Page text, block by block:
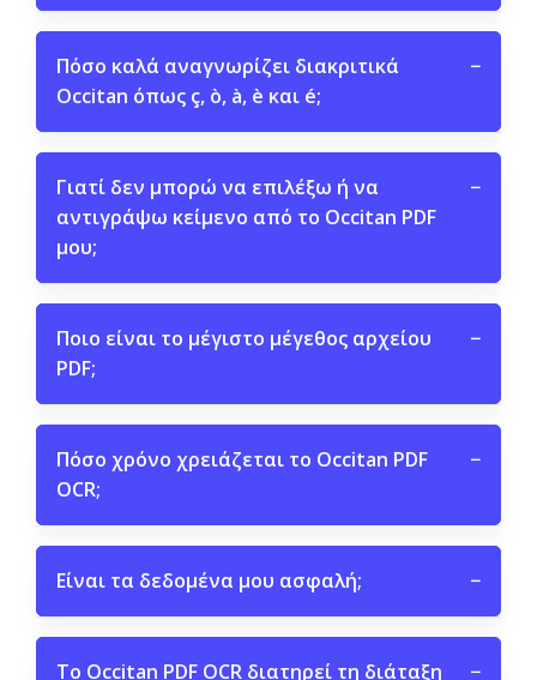
Πόσο καλά αναγνωρίζει διακριτικά
Occitan όπως ç, ò, à, è και é;
−
Γιατί δεν μπορώ να επιλέξω ή να
αντιγράψω κείμενο από το Occitan PDF
μου;
−
Ποιο είναι το μέγιστο μέγεθος αρχείου
PDF;
−
Πόσο χρόνο χρειάζεται το Occitan PDF
OCR;
−
Είναι τα δεδομένα μου ασφαλή; −
Το Occitan PDF OCR διατηρεί τη διάταξη −